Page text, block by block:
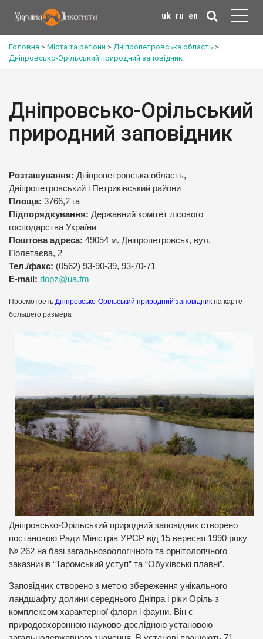
uk ru en
Головна > Міста та регіони > Дніпропетровська область >
Дніпровсько-Орільський природний заповідник
Дніпровсько-Орільський
природний заповідник
Розташування: Дніпропетровська область,
Дніпропетровський і Петриківський райони
Площа: 3766,2 га
Підпорядкування: Державний комітет лісового
господарства України
Поштова адреса: 49054 м. Дніпропетровськ, вул.
Полетаєва, 2
Тел./факс: (0562) 93-90-39, 93-70-71
E-mail: dopz@ua.fm
Просмотреть Дніпровсько-Орільський природний заповідник на карте
большего размера
Дніпровсько-Орільський природний заповідник створено
постановою Ради Міністрів УРСР від 15 вересня 1990 року
№ 262 на базі загальнозоологічного та орнітологічного
заказників “Таромський уступ” та “Обухівські плавні”.
Заповідник створено з метою збереження унікального
ландшафту долини середнього Дніпра і ріки Оріль з
комплексом характерної флори і фауни. Він є
природоохоронною науково-дослідною установою